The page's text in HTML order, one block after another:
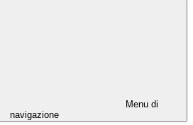
Menu di
navigazione